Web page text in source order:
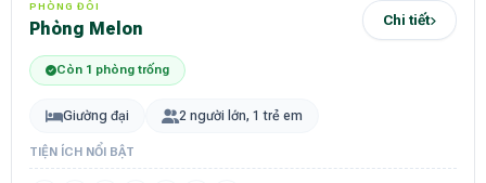
PHÒNG ĐÔI
Phòng Melon Chi tiết
Còn 1 phòng trống
Giường đại 2 người lớn, 1 trẻ em
TIỆN ÍCH NỔI BẬT